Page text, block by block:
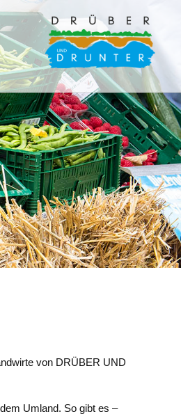
von DRÜBER UND
Umland. So gibt es –